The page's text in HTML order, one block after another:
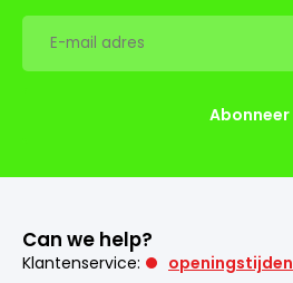
Abonneer
Can we help?
Klantenservice:
openingstijden